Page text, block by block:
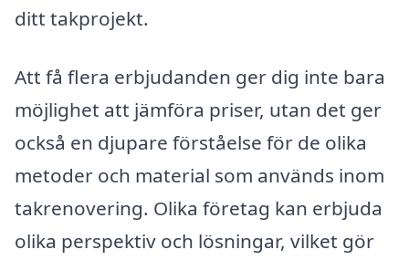
ditt takprojekt.
Att få flera erbjudanden ger dig inte bara
möjlighet att jämföra priser, utan det ger
också en djupare förståelse för de olika
metoder och material som används inom
takrenovering. Olika företag kan erbjuda
olika perspektiv och lösningar, vilket gör